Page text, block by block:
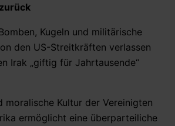
Kugeln und militärische
den US-Streitkräften verlassen
Irak „giftig für Jahrtausende“
moralische Kultur der Vereinigten
ermöglicht eine überparteiliche